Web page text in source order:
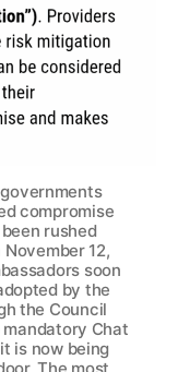
compromise
rushed
12,
soon
by the
the Council
Chat
is now being
The most